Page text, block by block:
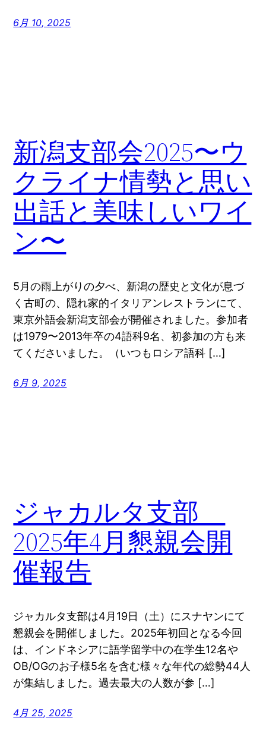
6月 10, 2025
新潟支部会2025〜ウ
クライナ情勢と思い
出話と美味しいワイ
ン〜
5月の雨上がりの夕べ、新潟の歴史と文化が息づ
く古町の、隠れ家的イタリアンレストランにて、
東京外語会新潟支部会が開催されました。参加者
は1979〜2013年卒の4語科9名、初参加の方も来
てくださいました。（いつもロシア語科 […]
6月 9, 2025
ジャカルタ支部
2025年4月懇親会開
催報告
ジャカルタ支部は4月19日（土）にスナヤンにて
懇親会を開催しました。2025年初回となる今回
は、インドネシアに語学留学中の在学生12名や
OB/OGのお子様5名を含む様々な年代の総勢44人
が集結しました。過去最大の人数が参 […]
4月 25, 2025